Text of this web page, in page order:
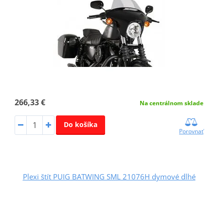
266,33 € Na centrálnom sklade
Do košíka
Porovnať
Plexi štít PUIG BATWING SML 21076H dymové dlhé